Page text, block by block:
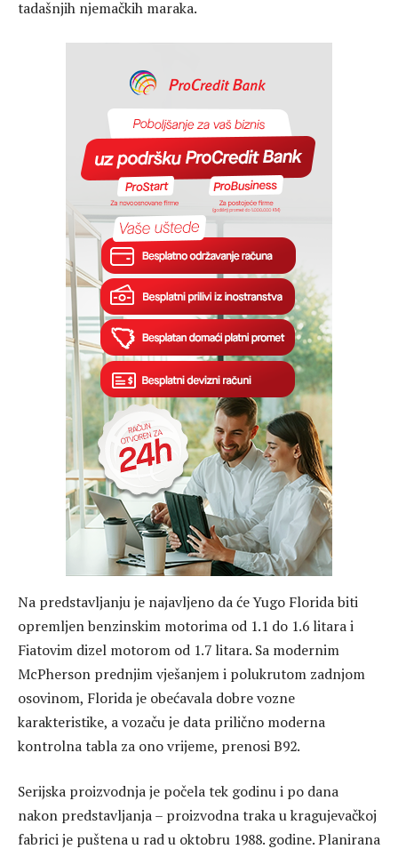
tadašnjih njemačkih maraka.
Na predstavljanju je najavljeno da će Yugo Florida biti
opremljen benzinskim motorima od 1.1 do 1.6 litara i
Fiatovim dizel motorom od 1.7 litara. Sa modernim
McPherson prednjim vješanjem i polukrutom zadnjom
osovinom, Florida je obećavala dobre vozne
karakteristike, a vozaču je data prilično moderna
kontrolna tabla za ono vrijeme, prenosi B92.
Serijska proizvodnja je počela tek godinu i po dana
nakon predstavljanja – proizvodna traka u kragujevačkoj
fabrici je puštena u rad u oktobru 1988. godine. Planirana